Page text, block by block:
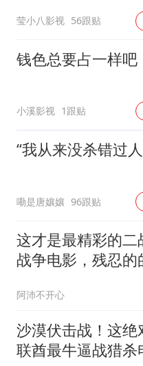
莹小八影视 56跟贴
钱色总要占一样吧
小溪影视 1跟贴
“我从来没杀错过
嘞是唐孃孃 96跟贴
这才是最精彩的二
战争电影，残忍的
阿沛不开心
沙漠伏击战！这绝
联酋最牛逼战猎杀